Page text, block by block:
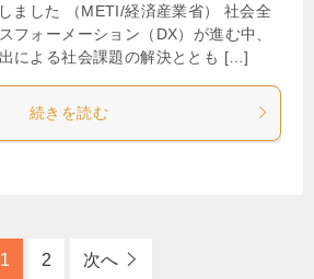
ました （METI/経済産業省） 社会全
フォーメーション（DX）が進む中、
による社会課題の解決ととも […]
続きを読む
1 2 次へ